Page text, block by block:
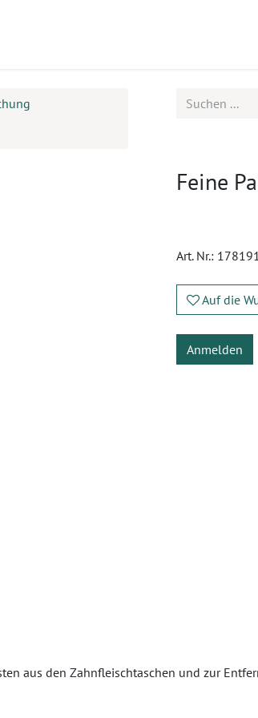
Feine
Art. Nr.:
Auf die
Anmelden
aus den Zahnfleischtaschen und zur